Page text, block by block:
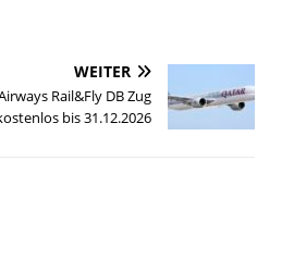
WEITER
Rail&Fly DB Zug
bis 31.12.2026